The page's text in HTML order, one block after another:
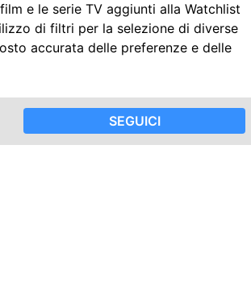
e le serie TV aggiunti alla Watchlist
di filtri per la selezione di diverse
accurata delle preferenze e delle
SEGUICI